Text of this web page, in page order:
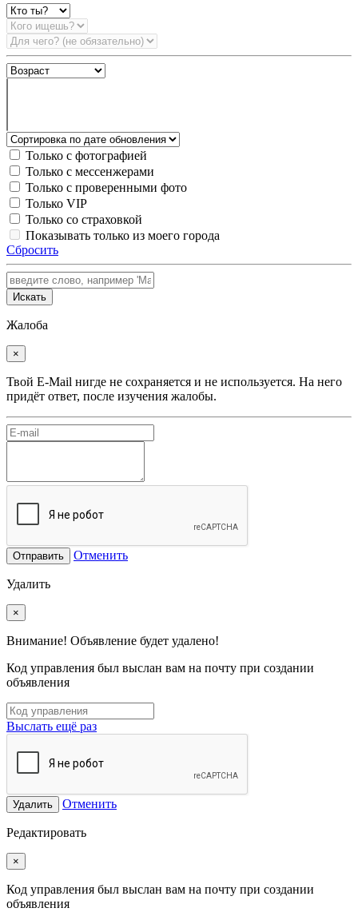
Только с фотографией
Только с мессенжерами
Только с проверенными фото
Только VIP
Только со страховкой
Показывать только из моего города
Сбросить
Искать
Жалоба
×
Твой E-Mail нигде не сохраняется и не используется. На него
придёт ответ, после изучения жалобы.
Отправить Отменить
Удалить
×
Внимание! Объявление будет удалено!
Код управления был выслан вам на почту при создании
объявления
Выслать ещё раз
Удалить Отменить
Редактировать
×
Код управления был выслан вам на почту при создании
объявления